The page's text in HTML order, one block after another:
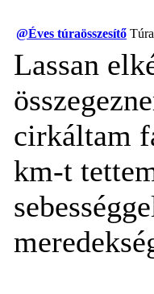
@Éves túraösszesítő
Lassan
cirkáltam
km-t